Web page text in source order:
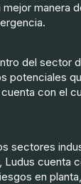
manera
del sector
potenciales
con el
sectores
Ludus cuenta
en